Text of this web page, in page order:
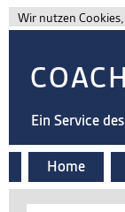
Wir nutzen
Ein Service
Home